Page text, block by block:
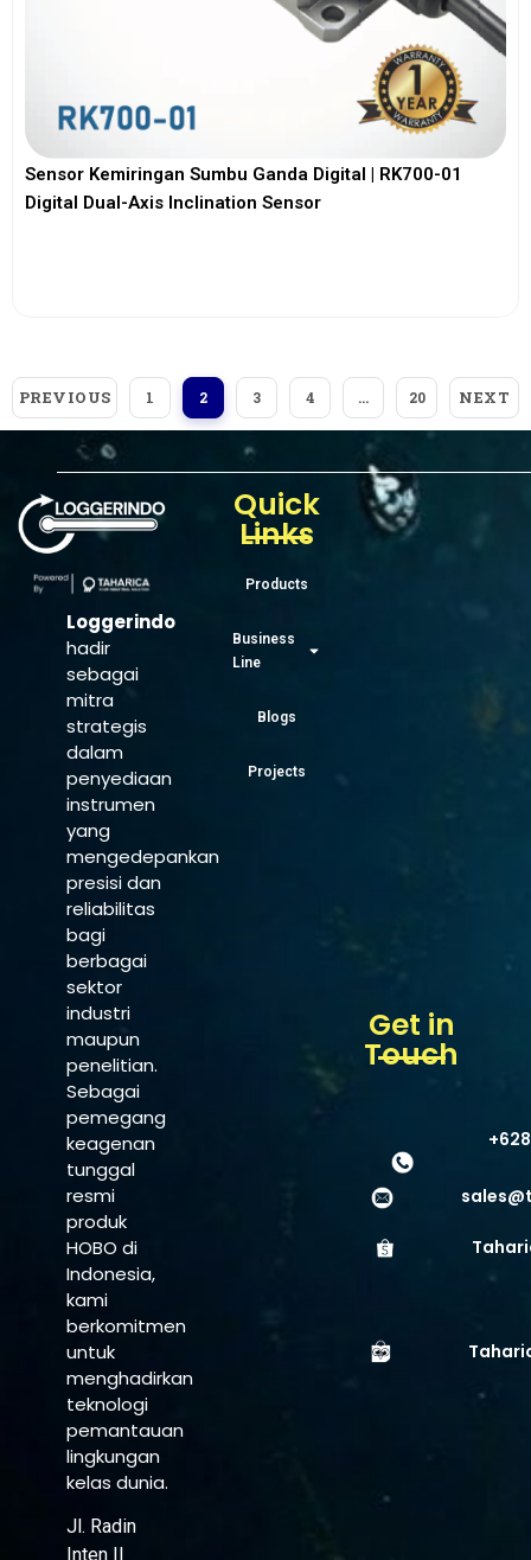
Sensor Kemiringan Sumbu Ganda Digital | RK700-01
Digital Dual-Axis Inclination Sensor
PREVIOUS 1 2 3 4 … 20 NEXT
Loggerindo
hadir
sebagai
mitra
strategis
dalam
penyediaan
instrumen
yang
mengedepankan
presisi dan
reliabilitas
bagi
berbagai
sektor
industri
maupun
penelitian.
Sebagai
pemegang
keagenan
tunggal
resmi
produk
HOBO di
Indonesia,
kami
berkomitmen
untuk
menghadirkan
teknologi
pemantauan
lingkungan
kelas dunia.
Jl. Radin
Inten II
Quick
Links
Products
Business
Line
Blogs
Projects
Get in
Touch